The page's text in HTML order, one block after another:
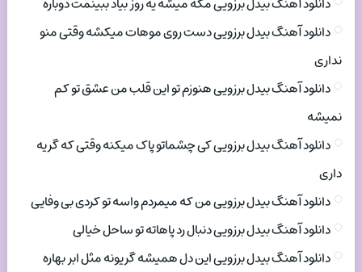
دانلود آهنگ بیدل برزویی مگه میشه یه روز بیاد ببینمت دوباره
دانلود آهنگ بیدل برزویی دست روی موهات میکشه وقتی منو
نداری
دانلود آهنگ بیدل برزویی هنوزم تو این قلب من عشق تو کم
نمیشه
دانلود آهنگ بیدل برزویی کی چشماتو پاک میکنه وقتی که گریه
داری
دانلود آهنگ بیدل برزویی من که میمردم واسه تو کردی بی وفایی
دانلود آهنگ بیدل برزویی دنبال رد پاهاته تو ساحل خیالی
دانلود آهنگ بیدل برزویی این دل همیشه گریونه مثل ابر بهاره